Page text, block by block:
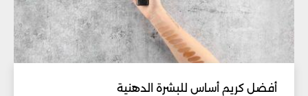
أفضل كريم أساس للبشرة الدهنية